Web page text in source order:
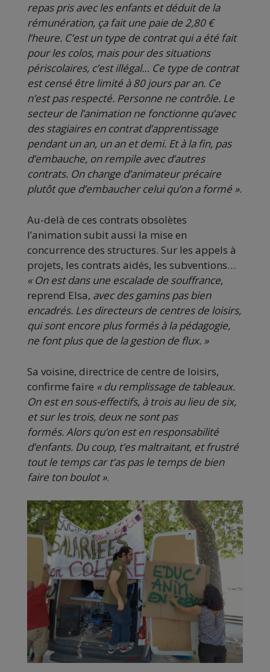
repas pris avec les enfants et déduit de la
rémunération, ça fait une paie de 2,80 €
l’heure. C’est un type de contrat qui a été fait
pour les colos, mais pour des situations
périscolaires, c’est illégal… Ce type de contrat
est censé être limité à 80 jours par an. Ce
n’est pas respecté. Personne ne contrôle. Le
secteur de l’animation ne fonctionne qu’avec
des stagiaires en contrat d’apprentissage
pendant un an, un an et demi. Et à la fin, pas
d’embauche, on rempile avec d’autres
contrats. On change d’animateur précaire
plutôt que d’embaucher celui qu’on a formé ».
Au-delà de ces contrats obsolètes
l’animation subit aussi la mise en
concurrence des structures. Sur les appels à
projets, les contrats aidés, les subventions…
« On est dans une escalade de souffrance,
reprend Elsa, avec des gamins pas bien
encadrés. Les directeurs de centres de loisirs,
qui sont encore plus formés à la pédagogie,
ne font plus que de la gestion de flux. »
Sa voisine, directrice de centre de loisirs,
confirme faire « du remplissage de tableaux.
On est en sous-effectifs, à trois au lieu de six,
et sur les trois, deux ne sont pas
formés. Alors qu’on est en responsabilité
d’enfants. Du coup, t’es maltraitant, et frustré
tout le temps car t’as pas le temps de bien
faire ton boulot ».